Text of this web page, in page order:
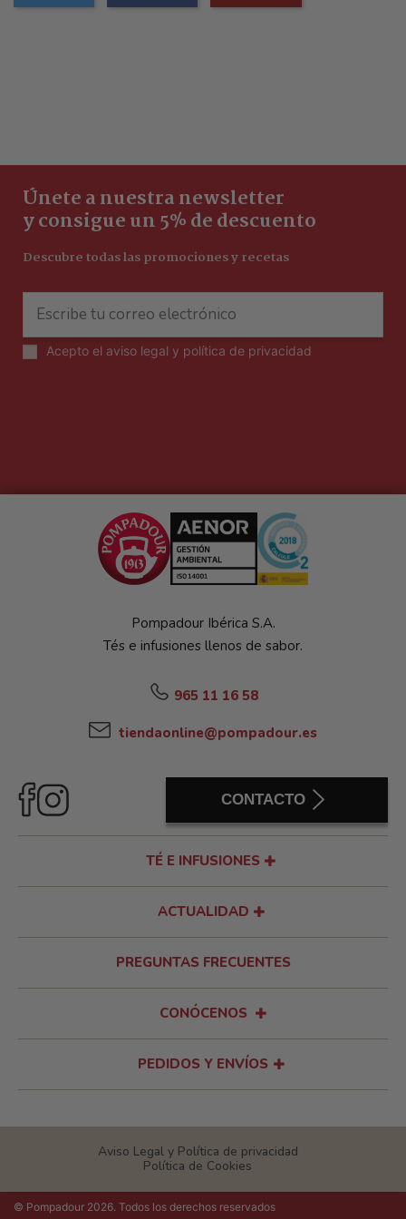
Únete a nuestra newsletter
y consigue un 5% de descuento
Descubre todas las promociones y recetas
Acepto el aviso legal y política de privacidad
Pompadour Ibérica S.A.
Tés e infusiones llenos de sabor.
965 11 16 58
tiendaonline@pompadour.es
CONTACTO
TÉ E INFUSIONES
ACTUALIDAD
PREGUNTAS FRECUENTES
CONÓCENOS
PEDIDOS Y ENVÍOS
Aviso Legal y Política de privacidad
Política de Cookies
© Pompadour 2026. Todos los derechos reservados